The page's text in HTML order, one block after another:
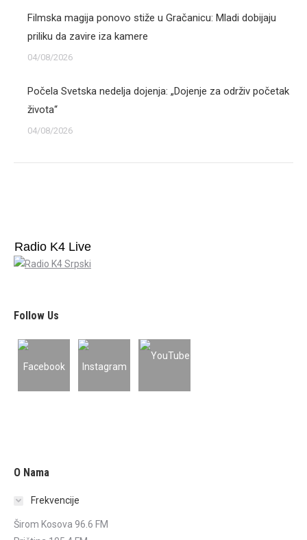
Filmska magija ponovo stiže u Gračanicu: Mladi dobijaju
priliku da zavire iza kamere
04/08/2026
Počela Svetska nedelja dojenja: „Dojenje za održiv početak
života“
04/08/2026
Radio K4 Live
Follow Us
O Nama
Frekvencije
Širom Kosova 96.6 FM